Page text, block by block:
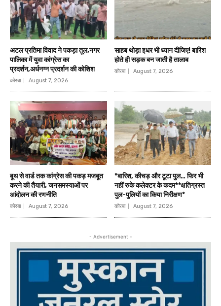
अटल प्रतिमा विवाद ने पकड़ा तूल,नगर
पालिका में युवा कांग्रेस का
प्रदर्शन,अर्धनग्न प्रदर्शन की कोशिश
कोरबा August 7, 2026
साहब थोड़ा इधर भी ध्यान दीजिए! बारिश
होते ही सड़क बन जाती है तालाब
कोरबा August 7, 2026
बूथ से वार्ड तक कांग्रेस की पकड़ मजबूत
करने की तैयारी, जनसमस्याओं पर
आंदोलन की रणनीति
कोरबा August 7, 2026
*बारिश, कीचड़ और टूटा पुल… फिर भी
नहीं रुके कलेक्टर के कदम**क्षतिग्रस्त
पुल-पुलियों का किया निरीक्षण*
कोरबा August 7, 2026
- Advertisement -